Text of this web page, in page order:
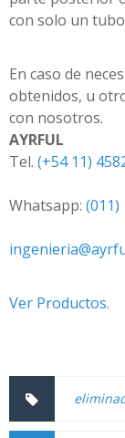
con solo un
En caso de
obtenidos, u
con nosotros.
AYRFUL
Tel. (+54 11)
Whatsapp: (011)
Ver Productos.